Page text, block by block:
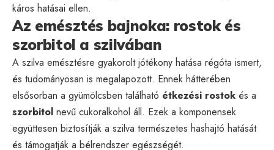
káros hatásai ellen.
Az emésztés bajnoka: rostok és
szorbitol a szilvában
A szilva emésztésre gyakorolt jótékony hatása régóta ismert,
és tudományosan is megalapozott. Ennek hátterében
elsősorban a gyümölcsben található étkezési rostok és a
szorbitol nevű cukoralkohol áll. Ezek a komponensek
együttesen biztosítják a szilva természetes hashajtó hatását
és támogatják a bélrendszer egészségét.